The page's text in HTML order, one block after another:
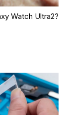
Watch Ultra2?